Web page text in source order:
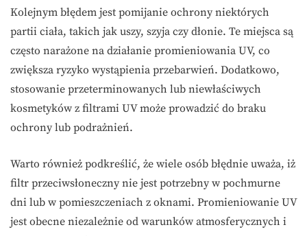
Kolejnym błędem jest pomijanie ochrony niektórych
partii ciała, takich jak uszy, szyja czy dłonie. Te miejsca są
często narażone na działanie promieniowania UV, co
zwiększa ryzyko wystąpienia przebarwień. Dodatkowo,
stosowanie przeterminowanych lub niewłaściwych
kosmetyków z filtrami UV może prowadzić do braku
ochrony lub podrażnień.
Warto również podkreślić, że wiele osób błędnie uważa, iż
filtr przeciwsłoneczny nie jest potrzebny w pochmurne
dni lub w pomieszczeniach z oknami. Promieniowanie UV
jest obecne niezależnie od warunków atmosferycznych i